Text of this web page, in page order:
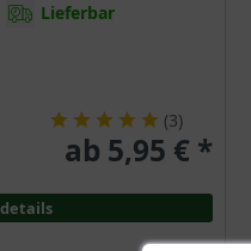
Lieferbar
(3)
ab 5,95 € *